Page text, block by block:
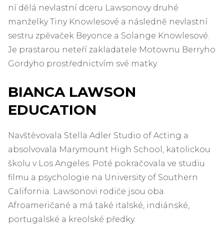
ní dělá nevlastní dceru Lawsonovy druhé
manželky Tiny Knowlesové a následně nevlastní
sestru zpěvaček Beyonce a Solange Knowlesové.
Je prastarou neteří zakladatele Motownu Berryho
Gordyho prostřednictvím své matky.
BIANCA LAWSON
EDUCATION
Navštěvovala Stella Adler Studio of Acting a
absolvovala Marymount High School, katolickou
školu v Los Angeles. Poté pokračovala ve studiu
filmu a psychologie na University of Southern
California. Lawsonovi rodiče jsou oba
Afroameričané a má také italské, indiánské,
portugalské a kreolské předky.